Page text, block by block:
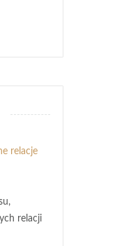
relacje
relacji